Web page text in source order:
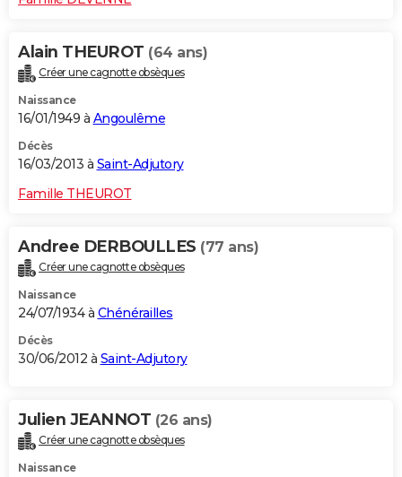
Alain THEUROT (64 ans)
Créer une cagnotte obsèques
Naissance
16/01/1949 à Angoulême
Décès
16/03/2013 à Saint-Adjutory
Famille THEUROT
Andree DERBOULLES (77 ans)
Créer une cagnotte obsèques
Naissance
24/07/1934 à Chénérailles
Décès
30/06/2012 à Saint-Adjutory
Julien JEANNOT (26 ans)
Créer une cagnotte obsèques
Naissance